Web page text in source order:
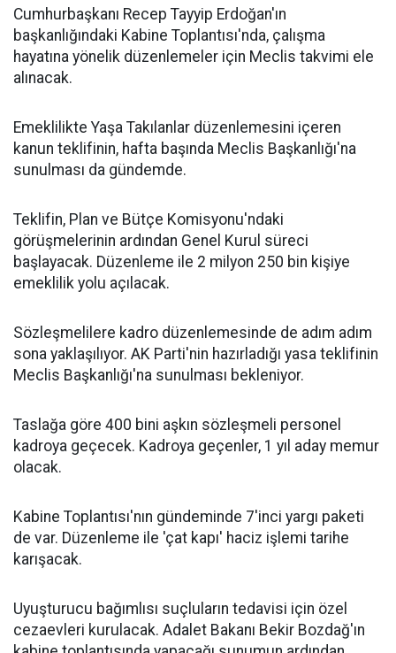
Cumhurbaşkanı Recep Tayyip Erdoğan'ın
başkanlığındaki Kabine Toplantısı'nda, çalışma
hayatına yönelik düzenlemeler için Meclis takvimi ele
alınacak.
Emeklilikte Yaşa Takılanlar düzenlemesini içeren
kanun teklifinin, hafta başında Meclis Başkanlığı'na
sunulması da gündemde.
Teklifin, Plan ve Bütçe Komisyonu'ndaki
görüşmelerinin ardından Genel Kurul süreci
başlayacak. Düzenleme ile 2 milyon 250 bin kişiye
emeklilik yolu açılacak.
Sözleşmelilere kadro düzenlemesinde de adım adım
sona yaklaşılıyor. AK Parti'nin hazırladığı yasa teklifinin
Meclis Başkanlığı'na sunulması bekleniyor.
Taslağa göre 400 bini aşkın sözleşmeli personel
kadroya geçecek. Kadroya geçenler, 1 yıl aday memur
olacak.
Kabine Toplantısı'nın gündeminde 7'inci yargı paketi
de var. Düzenleme ile 'çat kapı' haciz işlemi tarihe
karışacak.
Uyuşturucu bağımlısı suçluların tedavisi için özel
cezaevleri kurulacak. Adalet Bakanı Bekir Bozdağ'ın